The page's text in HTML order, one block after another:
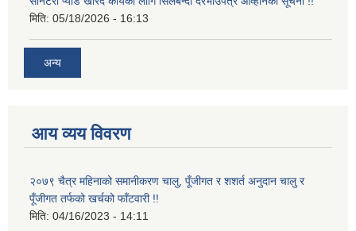
मिति: 05/18/2026 - 16:13
अन्य
आय व्यय विवरण
२०७९ चैत्र महिनाको समानीकरण चालु, पूँजीगत र शशर्त अनुदान चालु र
पूँजीगत तर्फको खर्चको फाँटवारी !!
मिति: 04/16/2023 - 14:11